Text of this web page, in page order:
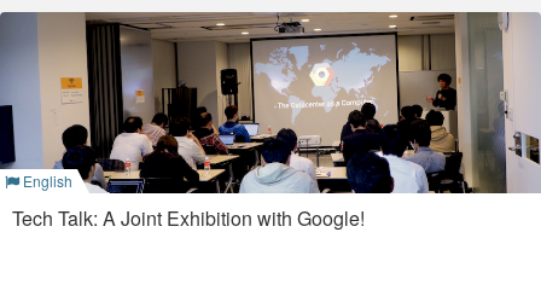
今まで様々な現場の開発で利用してきた良い/悪いWebAPIと、
それらを改善した知見をケーススタディ形式でデモを交えてお
話ししました。
懇親会の様子
先日、10月27日 (木) にISAOにてGoogle社員が語る！今抑え
ておきたいStackdriver/Docker/Container管理を開催いたし
Googleさんのご登壇もあり、かなりの大盛況。 50人弱のお客
さんにご参加をいただきました。
ご参加いただいた皆さま、誠にありがとうございました！
今回の内容は
Google Cloud Platform
ゲームインフラとしてのコンテナ
English
Tech Talk: A Joint Exhibition with Google!